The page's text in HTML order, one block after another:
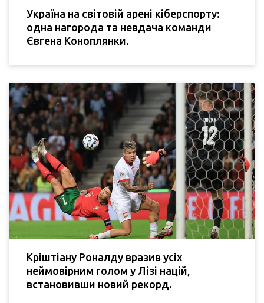
Україна на світовій арені кіберспорту:
одна нагорода та невдача команди
Євгена Коноплянки.
Кріштіану Роналду вразив усіх
неймовірним голом у Лізі націй,
встановивши новий рекорд.